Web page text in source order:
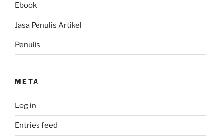
Ebook
Jasa Penulis Artikel
Penulis
META
Log in
Entries feed